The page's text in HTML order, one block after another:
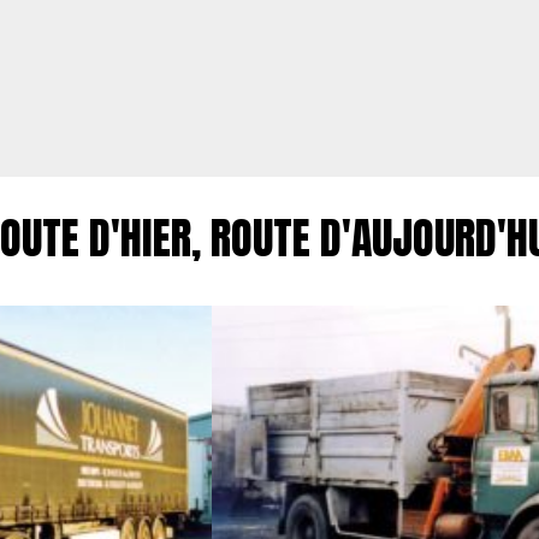
D'HIER, ROUTE